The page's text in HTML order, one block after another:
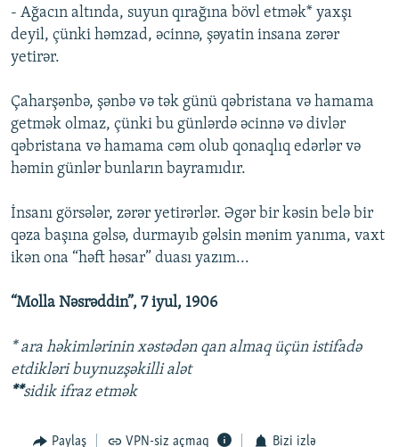
- Ağacın altında, suyun qırağına bövl etmək* yaxşı
deyil, çünki həmzad, əcinnə, şəyatin insana zərər
yetirər.
Çaharşənbə, şənbə və tək günü qəbristana və hamama
getmək olmaz, çünki bu günlərdə əcinnə və divlər
qəbristana və hamama cəm olub qonaqlıq edərlər və
həmin günlər bunların bayramıdır.
İnsanı görsələr, zərər yetirərlər. Əgər bir kəsin belə bir
qəza başına gəlsə, durmayıb gəlsin mənim yanıma, vaxt
ikən ona “həft həsar” duası yazım...
“Molla Nəsrəddin”, 7 iyul, 1906
* ara həkimlərinin xəstədən qan almaq üçün istifadə
etdikləri buynuzşəkilli alət
**sidik ifraz etmək
Paylaş VPN-siz açmaq Bizi izlə